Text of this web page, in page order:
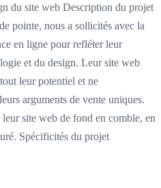
du site web Description du projet
pointe, nous a sollicités avec la
en ligne pour refléter leur
et du design. Leur site web
leur potentiel et ne
arguments de vente uniques.
site web de fond en comble, en
Spécificités du projet